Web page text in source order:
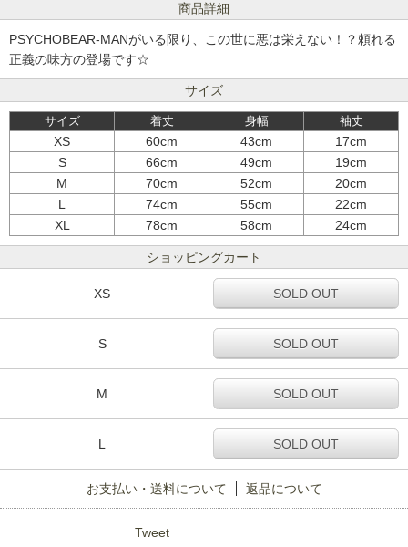
商品詳細
PSYCHOBEAR-MANがいる限り、この世に悪は栄えない！？頼れる
正義の味方の登場です☆
サイズ
サイズ 着丈 身幅 袖丈
XS 60cm 43cm
17cm
S
66cm 49cm
19cm
M
70cm 52cm
20cm
L
74cm 55cm
22cm
XL
78cm 58cm 24cm
ショッピングカート
XS SOLD OUT
S SOLD OUT
M SOLD OUT
L SOLD OUT
お支払い・送料について 返品について
Tweet